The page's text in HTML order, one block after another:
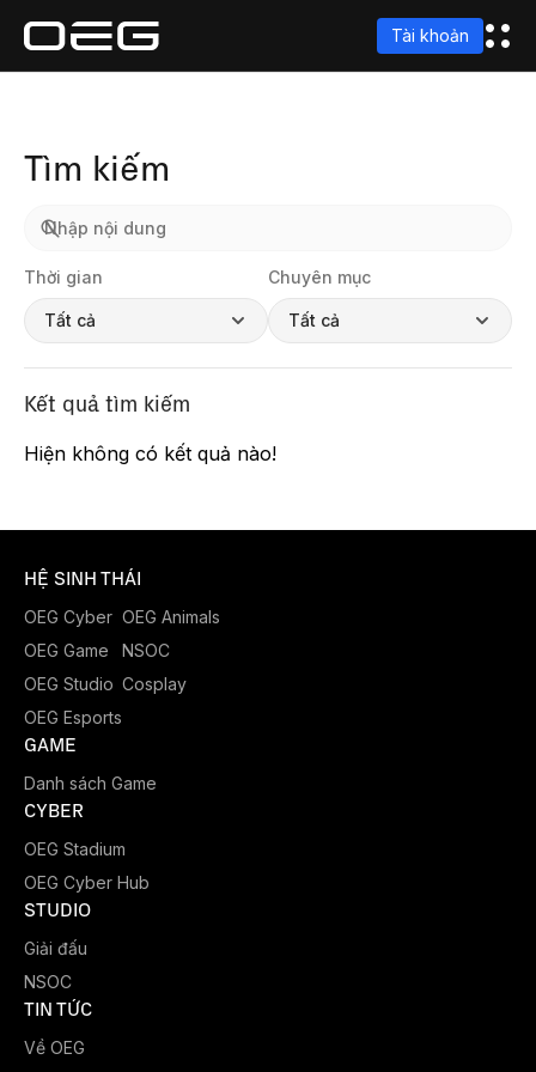
Tài khoản
Tìm kiếm
Thời gian
Tất cả
Chuyên mục
Tất cả
Kết quả tìm kiếm
Hiện không có kết quả nào!
HỆ SINH THÁI
OEG Cyber
OEG Game
OEG Studio
OEG Esports
OEG Animals
NSOC
Cosplay
GAME
Danh sách Game
CYBER
OEG Stadium
OEG Cyber Hub
STUDIO
Giải đấu
NSOC
TIN TỨC
Về OEG